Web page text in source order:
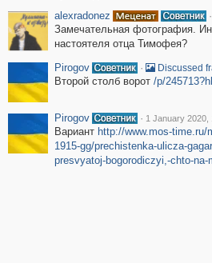
alexradonez
·
Замечательная фотография.
настоятеля отца Тимофея?
Pirogov
· Discussed
Второй столб ворот /p/
Pirogov · 1 January 2020,
Вариант http://www.mos-
1915-gg/prechistenka-ulicza-
presvyatoj-bogorodiczyi,-chto-na-